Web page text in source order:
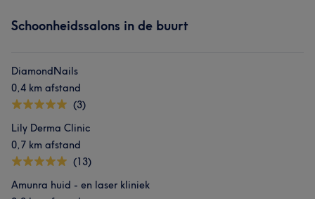
Schoonheidssalons in de buurt
DiamondNails
0,4 km afstand
(3)
Lily Derma Clinic
0,7 km afstand
(13)
Amunra huid - en laser kliniek